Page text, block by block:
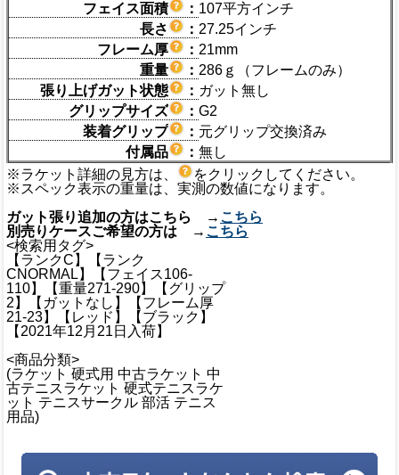
フェイス面積
： 107平方インチ
長さ
： 27.25インチ
フレーム厚
： 21mm
重量
： 286ｇ（フレームのみ）
張り上げガット状態
： ガット無し
グリップサイズ
： G2
装着グリップ
： 元グリップ交換済み
付属品
： 無し
※ラケット詳細の見方は、
をクリックしてください。
※スペック表示の重量は、実測の数値になります。
ガット張り追加の方はこちら → こちら
別売りケースご希望の方は → こちら
<検索用タグ>
【ランクC】【ランク
CNORMAL】【フェイス106-
110】【重量271-290】【グリップ
2】【ガットなし】【フレーム厚
21-23】【レッド】【ブラック】
【2021年12月21日入荷】
<商品分類>
(ラケット 硬式用 中古ラケット 中
古テニスラケット 硬式テニスラケ
ット テニスサークル 部活 テニス
用品)